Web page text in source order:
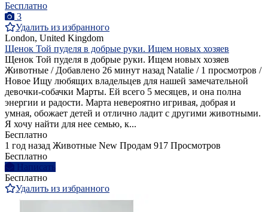
Бесплатно
3
Удалить из избранного
London, United Kingdom
Щенок Той пуделя в добрые руки. Ищем новых хозяев
Щенок Той пуделя в добрые руки. Ищем новых хозяев
Животные / Добавлено 26 минут назад Natalie / 1 просмотров /
Новое Ищу любящих владельцев для нашей замечательной
девочки-собачки Марты. Ей всего 5 месяцев, и она полна
энергии и радости. Марта невероятно игривая, добрая и
умная, обожает детей и отлично ладит с другими животными.
Я хочу найти для нее семью, к...
Бесплатно
1 год назад Животные New Продам 917 Просмотров
Бесплатно
Написать
Бесплатно
Удалить из избранного